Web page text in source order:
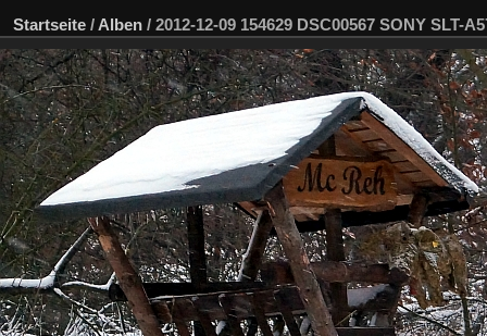
Startseite / Alben / 2012-12-09 154629 DSC00567 SONY SLT-